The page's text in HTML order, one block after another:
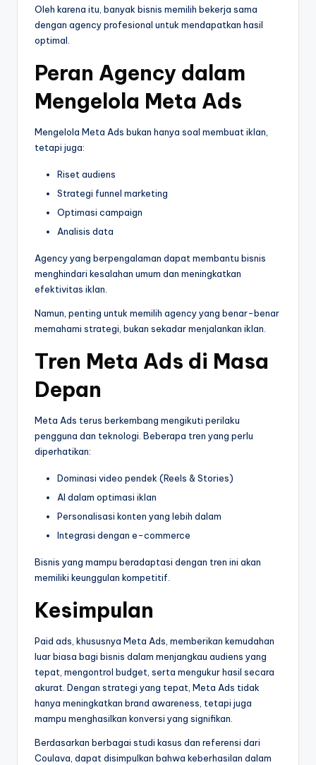
Oleh karena itu, banyak bisnis memilih bekerja sama
dengan agency profesional untuk mendapatkan hasil
optimal.
Peran Agency dalam
Mengelola Meta Ads
Mengelola Meta Ads bukan hanya soal membuat iklan,
tetapi juga:
Riset audiens
Strategi funnel marketing
Optimasi campaign
Analisis data
Agency yang berpengalaman dapat membantu bisnis
menghindari kesalahan umum dan meningkatkan
efektivitas iklan.
Namun, penting untuk memilih agency yang benar-benar
memahami strategi, bukan sekadar menjalankan iklan.
Tren Meta Ads di Masa
Depan
Meta Ads terus berkembang mengikuti perilaku
pengguna dan teknologi. Beberapa tren yang perlu
diperhatikan:
Dominasi video pendek (Reels & Stories)
AI dalam optimasi iklan
Personalisasi konten yang lebih dalam
Integrasi dengan e-commerce
Bisnis yang mampu beradaptasi dengan tren ini akan
memiliki keunggulan kompetitif.
Kesimpulan
Paid ads, khususnya Meta Ads, memberikan kemudahan
luar biasa bagi bisnis dalam menjangkau audiens yang
tepat, mengontrol budget, serta mengukur hasil secara
akurat. Dengan strategi yang tepat, Meta Ads tidak
hanya meningkatkan brand awareness, tetapi juga
mampu menghasilkan konversi yang signifikan.
Berdasarkan berbagai studi kasus dan referensi dari
Coulava, dapat disimpulkan bahwa keberhasilan dalam